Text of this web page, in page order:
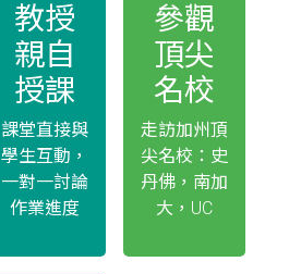
教授
親自
授課
課堂直接與
學生互動，
一對一討論
作業進度
參觀
頂尖
名校
走訪加州頂
尖名校：史
丹佛，南加
大，UC